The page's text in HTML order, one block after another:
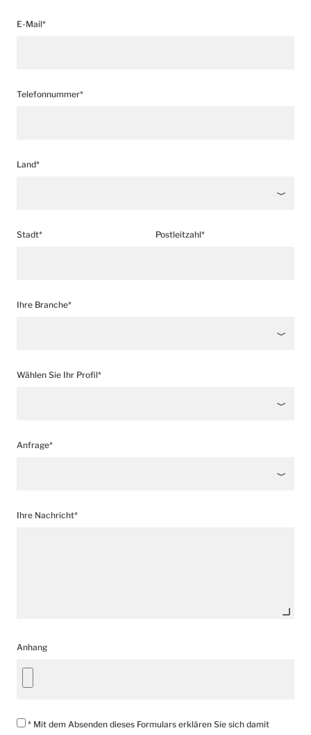
E-Mail*
Telefonnummer*
Land*
Stadt* Postleitzahl*
Ihre Branche*
Wählen Sie Ihr Profil*
Anfrage*
Ihre Nachricht*
Anhang
* Mit dem Absenden dieses Formulars erklären Sie sich damit